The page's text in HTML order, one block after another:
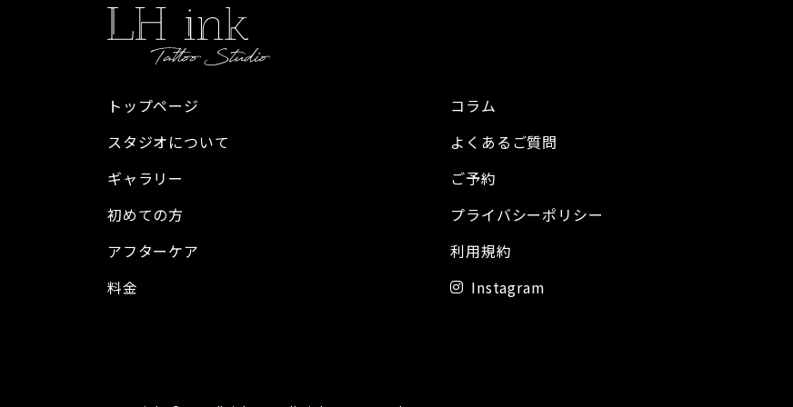
トップページ
スタジオについて
ギャラリー
初めての方
アフターケア
料金
コラム
よくあるご質問
ご予約
プライバシーポリシー
利用規約
Instagram